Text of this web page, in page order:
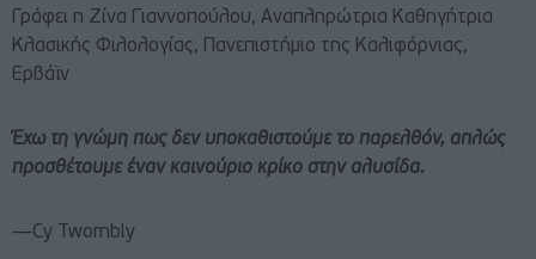
Γράφει η Ζίνα Γιαννοπούλου, Αναπληρώτρια Καθηγήτρια
Κλασικής Φιλολογίας, Πανεπιστήμιο της Καλιφόρνιας,
Ερβάϊν
Έχω τη γνώμη πως δεν υποκαθιστούμε το παρελθόν, απλώς
προσθέτουμε έναν καινούριο κρίκο στην αλυσίδα.
—Cy Twombly